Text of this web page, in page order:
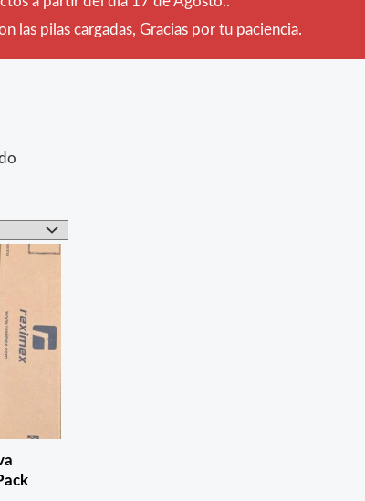
las pilas cargadas, Gracias por tu paciencia.